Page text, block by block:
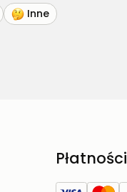
Inne
Płatności